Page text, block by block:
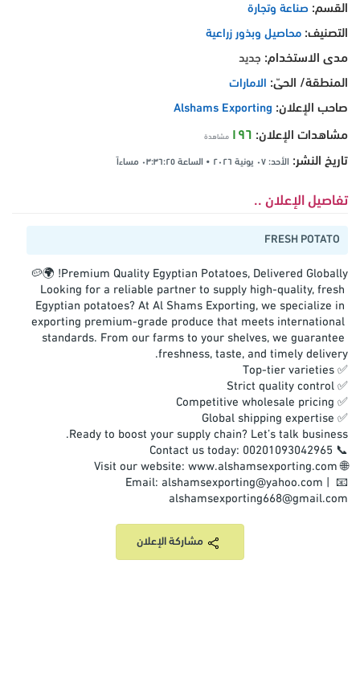
القسم: صناعة وتجارة
التصنيف: محاصيل وبذور زراعية
مدى الاستخدام: جديد
المنطقة/ الحىّ: الامارات
صاحب الإعلان: Alshams Exporting
مشاهدات الإعلان: ١٩٦ مشاهدة
تاريخ النشر: الأحد: ٠٧ يونية ٢٠٢٦ • الساعة ٠٣:٣٦:٢٥ مساءاً
تفاصيل الإعلان ..
FRESH POTATO
​Looking for a reliable partner to supply high-quality, fresh
Egyptian potatoes? At Al Shams Exporting, we specialize in
exporting premium-grade produce that meets international
standards. From our farms to your shelves, we guarantee
📧 Email: alshamsexporting@yahoo.com |
alshamsexporting668@gmail.com
مشاركة الإعلان